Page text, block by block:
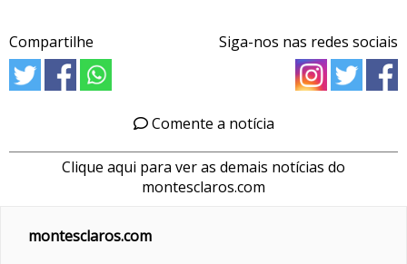
Compartilhe Siga-nos nas redes sociais
Comente a notícia
Clique aqui para ver as demais notícias do
montesclaros.com
montesclaros.com